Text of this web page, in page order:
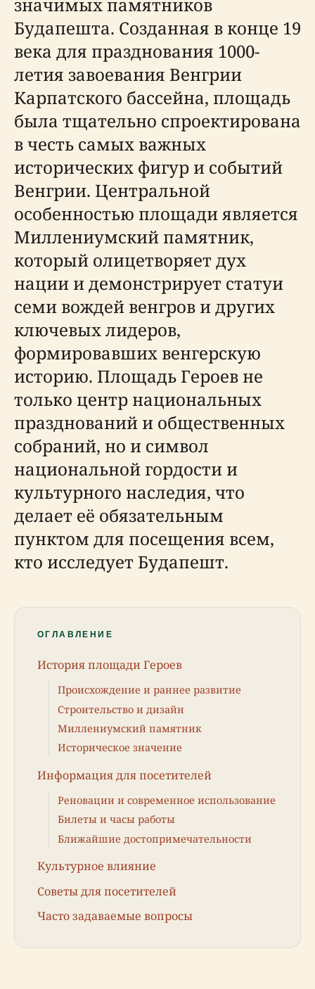
Будапешта. Созданная в конце 19
века для празднования 1000-
летия завоевания Венгрии
Карпатского бассейна, площадь
была тщательно спроектирована
в честь самых важных
исторических фигур и событий
Венгрии. Центральной
особенностью площади является
Миллениумский памятник,
который олицетворяет дух
нации и демонстрирует статуи
семи вождей венгров и других
ключевых лидеров,
формировавших венгерскую
историю. Площадь Героев не
только центр национальных
празднований и общественных
собраний, но и символ
национальной гордости и
культурного наследия, что
делает её обязательным
пунктом для посещения всем,
кто исследует Будапешт.
ОГЛАВЛЕНИЕ
История площади Героев
Происхождение и раннее развитие
Строительство и дизайн
Миллениумский памятник
Историческое значение
Информация для посетителей
Реновации и современное использование
Билеты и часы работы
Ближайшие достопримечательности
Культурное влияние
Советы для посетителей
Часто задаваемые вопросы